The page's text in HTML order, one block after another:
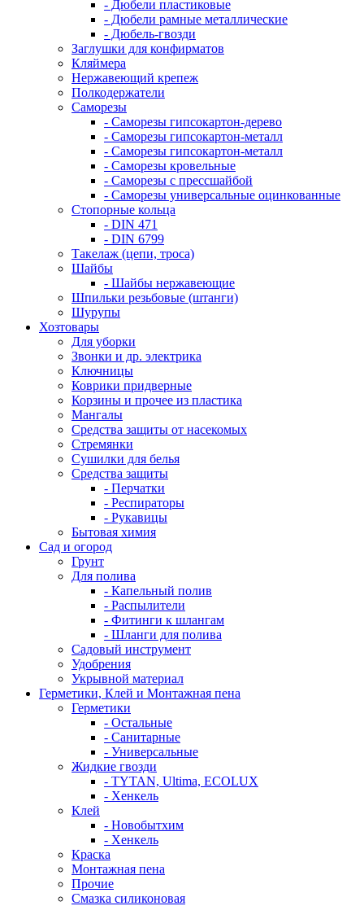
- Дюбели пластиковые
- Дюбели рамные металлические
- Дюбель-гвозди
Заглушки для конфирматов
Кляймера
Нержавеющий крепеж
Полкодержатели
Саморезы
- Саморезы гипсокартон-дерево
- Саморезы гипсокартон-металл
- Саморезы гипсокартон-металл
- Саморезы кровельные
- Саморезы с прессшайбой
- Саморезы универсальные оцинкованные
Стопорные кольца
- DIN 471
- DIN 6799
Такелаж (цепи, троса)
Шайбы
- Шайбы нержавеющие
Шпильки резьбовые (штанги)
Шурупы
Хозтовары
Для уборки
Звонки и др. электрика
Ключницы
Коврики придверные
Корзины и прочее из пластика
Мангалы
Средства защиты от насекомых
Стремянки
Сушилки для белья
Средства защиты
- Перчатки
- Респираторы
- Рукавицы
Бытовая химия
Сад и огород
Грунт
Для полива
- Капельный полив
- Распылители
- Фитинги к шлангам
- Шланги для полива
Садовый инструмент
Удобрения
Укрывной материал
Герметики, Клей и Монтажная пена
Герметики
- Остальные
- Санитарные
- Универсальные
Жидкие гвозди
- TYTAN, Ultima, ECOLUX
- Хенкель
Клей
- Новобытхим
- Хенкель
Краска
Монтажная пена
Прочие
Смазка силиконовая